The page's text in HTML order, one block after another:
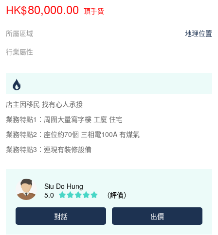
80,000.00 頂手費
所屬區域
地理位置
行業屬性
店主因移民 找有心人承接
業務特點1：周圍大量寫字樓 工廈 住宅
業務特點2：座位約70個 三相電100A 有煤氣
業務特點3：連現有裝修設備
Siu Do Hung
5.0
（評價）
對話 出價